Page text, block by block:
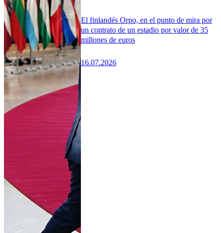
El finlandés Orpo, en el punto de mira por
un contrato de un estadio por valor de 35
millones de euros
16.07.2026